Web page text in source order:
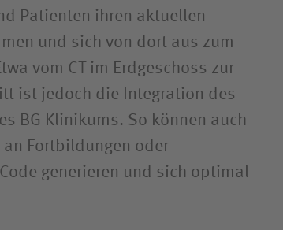
Patienten ihren aktuellen
und sich von dort aus zum
vom CT im Erdgeschoss zur
ist jedoch die Integration des
BG Klinikums. So können auch
an Fortbildungen oder
generieren und sich optimal